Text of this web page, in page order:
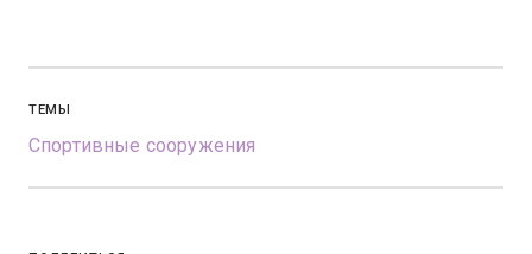
ТЕМЫ
Спортивные сооружения